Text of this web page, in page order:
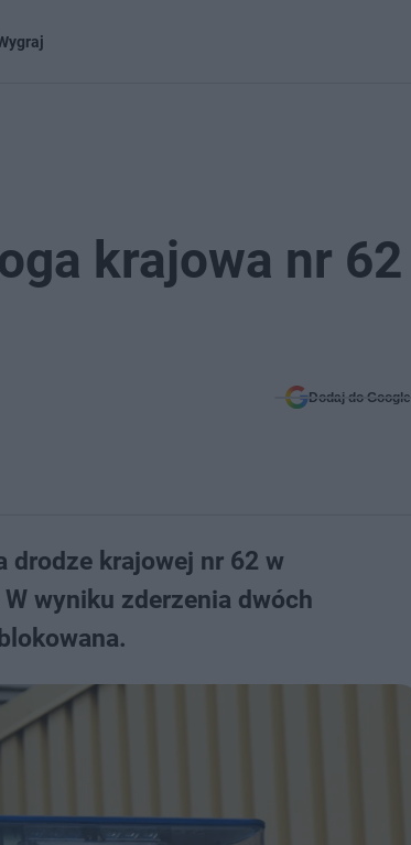
krajowa nr 62
Dodaj do Google
drodze krajowej nr 62 w
wyniku zderzenia dwóch